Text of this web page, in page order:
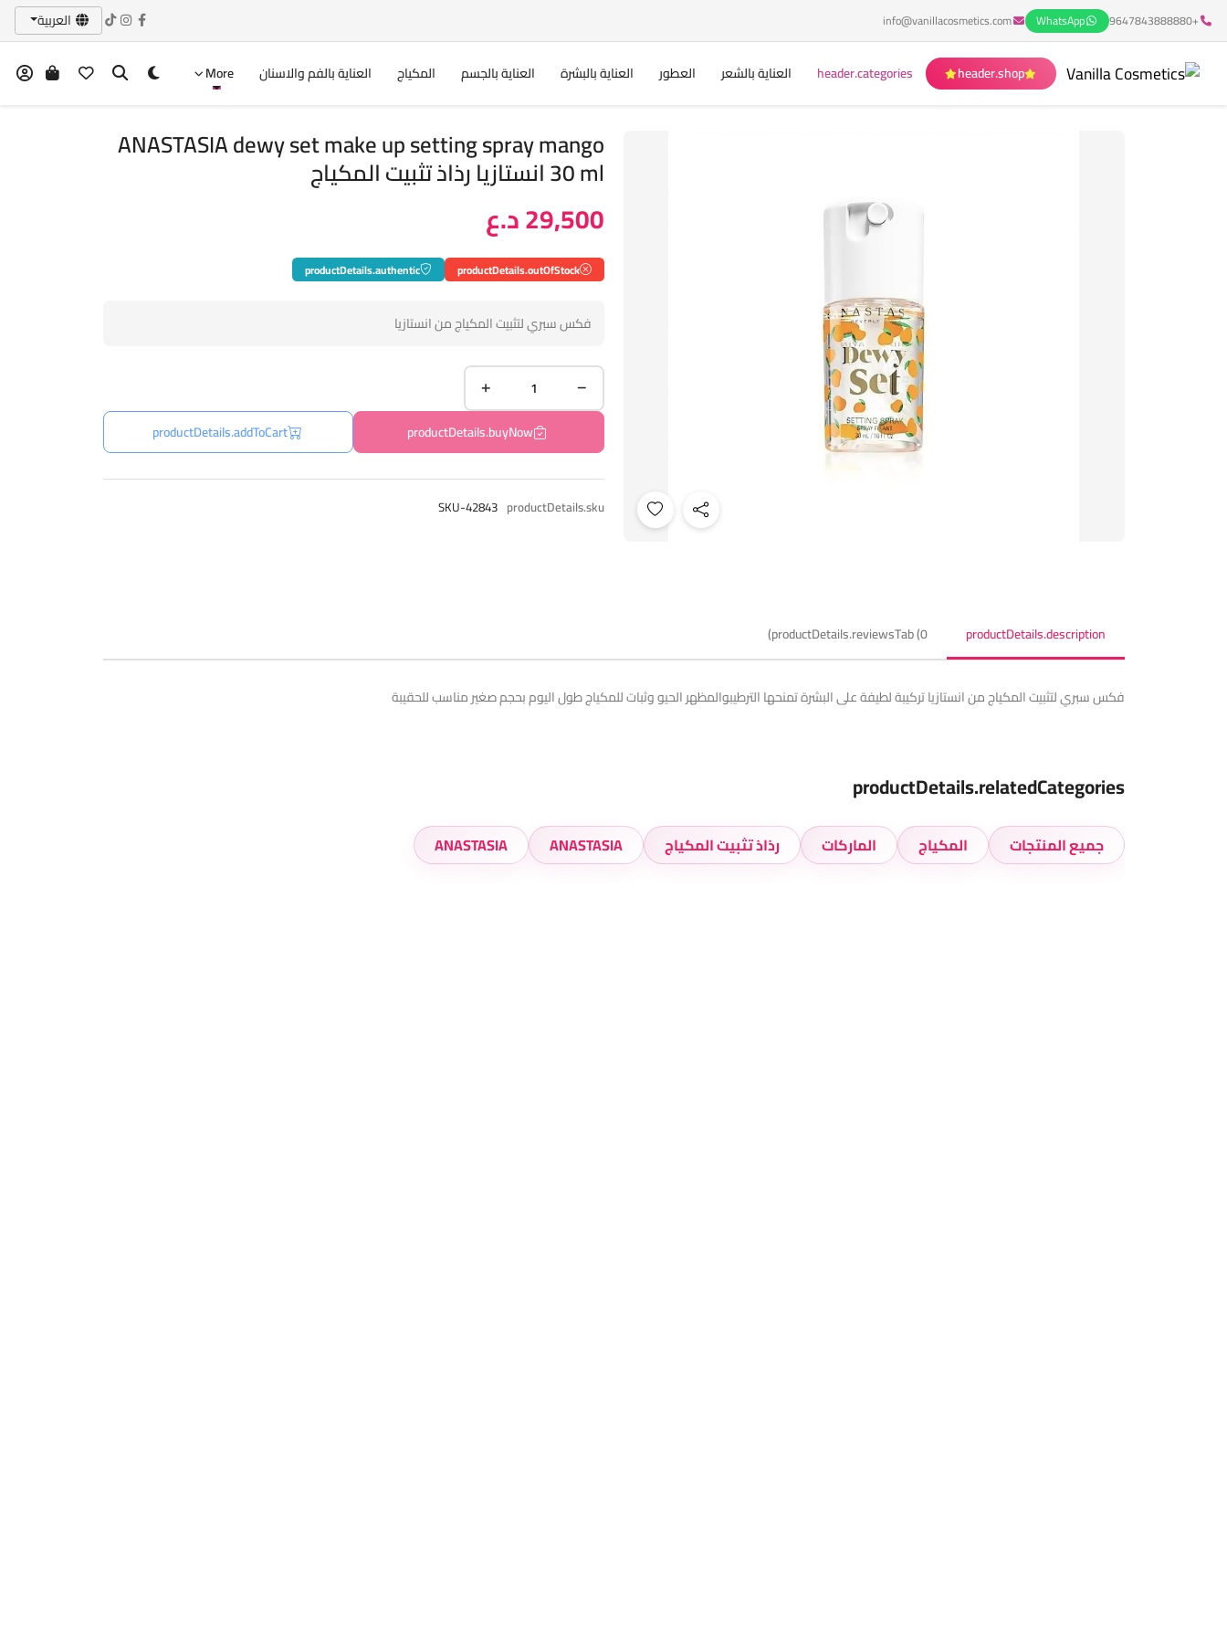
+9647843888880
WhatsApp
info@vanillacosmetics.com العربية
header.shop
header.categories العناية بالشعر العطور العناية بالبشرة العناية بالجسم المكياج العناية بالفم والاسنان More
ANASTASIA dewy set make up setting spray mango
30 ml انستازيا رذاذ تثبيت المكياج
29,500 د.ع
productDetails.outOfStock
productDetails.authentic
فكس سبري لتثبيت المكياج من انستازيا
productDetails.buyNow
productDetails.addToCart
productDetails.sku
SKU-42843
productDetails.description
productDetails.reviewsTab (0)
فكس سبري لتثبيت المكياج من انستازيا تركيبة لطيفة على البشرة تمنحها الترطيبوالمظهر الحيو وثبات للمكياج طول اليوم بحجم صغير مناسب للحقيبة
productDetails.relatedCategories
جميع المنتجات المكياج الماركات رذاذ تثبيت المكياج ANASTASIA
ANASTASIA